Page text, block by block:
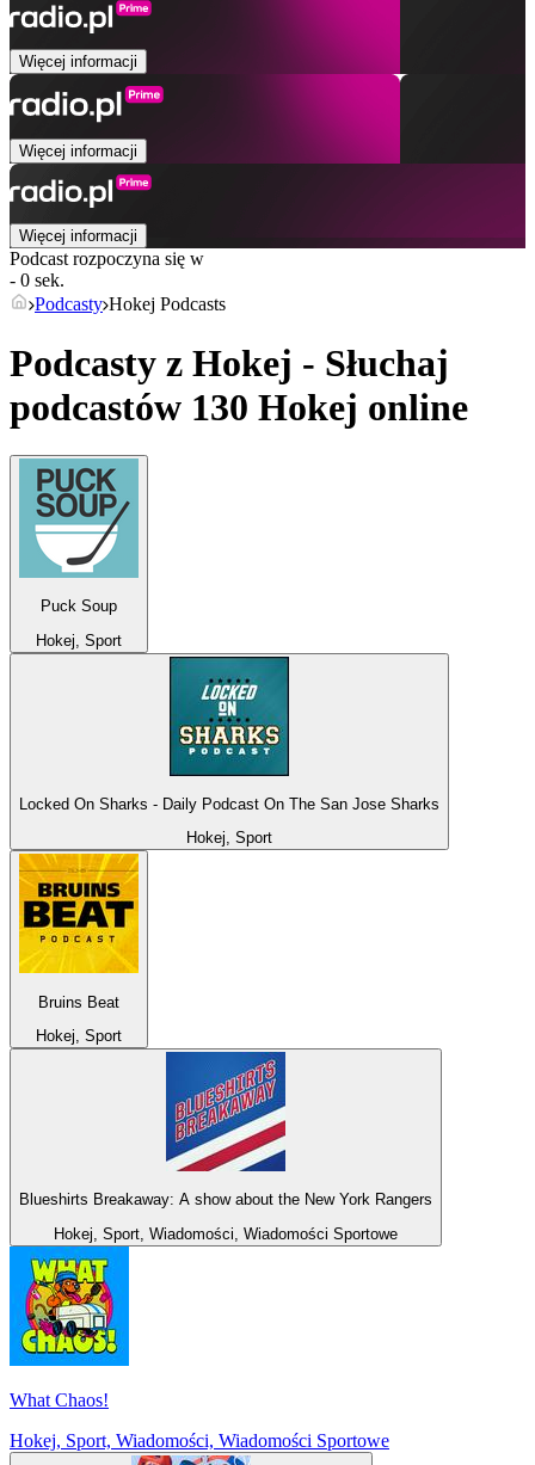
Więcej informacji
Więcej informacji
Więcej informacji
Podcast rozpoczyna się w
- 0 sek.
Podcasty Hokej Podcasts
Podcasty z Hokej - Słuchaj
podcastów 130 Hokej online
Puck Soup
Hokej, Sport
Locked On Sharks - Daily Podcast On The San Jose Sharks
Hokej, Sport
Bruins Beat
Hokej, Sport
Blueshirts Breakaway: A show about the New York Rangers
Hokej, Sport, Wiadomości, Wiadomości Sportowe
What Chaos!
Hokej, Sport, Wiadomości, Wiadomości Sportowe